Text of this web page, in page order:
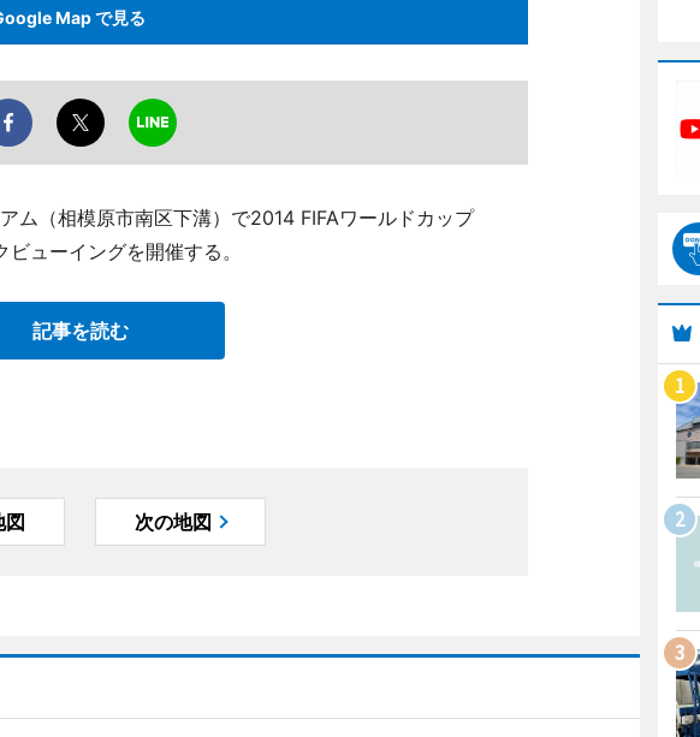
Map で見る
ム（相模原市南区下溝）で2014 FIFAワールドカップ
ューイングを開催する。
記事を読む
図 次の地図